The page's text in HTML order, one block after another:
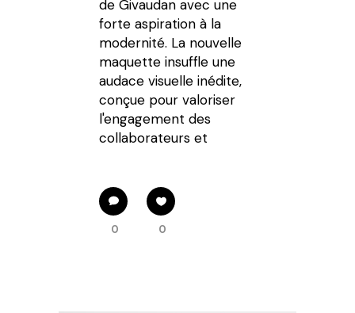
de Givaudan avec une
forte aspiration à la
modernité. La nouvelle
maquette insuffle une
audace visuelle inédite,
conçue pour valoriser
l'engagement des
collaborateurs et
0 0